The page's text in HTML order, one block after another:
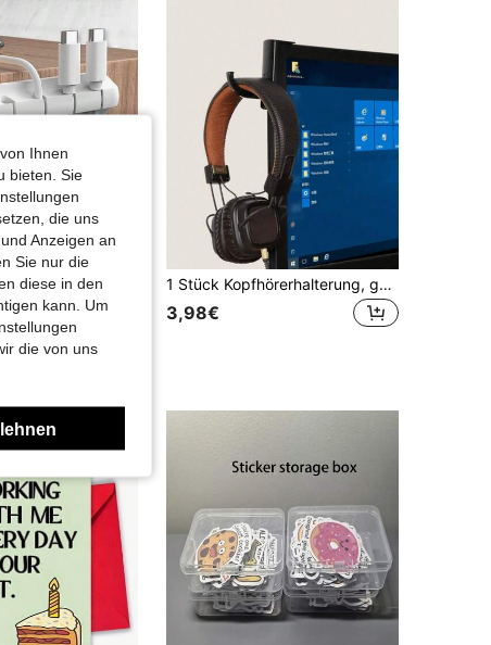
1 Stück Kopfhörerhalterung, geeignet für PC-Kopfhörer, Verwendung auf dem Schreibtisch und multifunktionale Aufbewahrung. Dieser kompakte aber stabile Kopfhörerständer bietet sicheren Halt ohne herunterzufallen, hergestellt aus leichtem ABS-Material für einfache Tragbarkeit.
3,98€
Ihnen
bieten. Sie
die uns
Anzeigen an
Sie nur die
diese in den
kann. Um
die von uns